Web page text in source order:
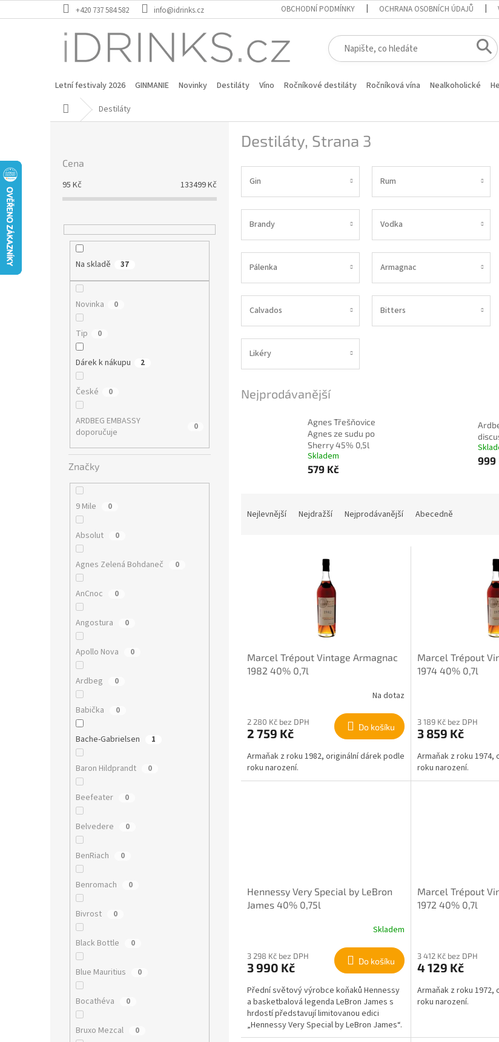
na
+420 737 584 582 info@idrinks.cz OBCHODNÍ PODMÍNKY OCHRANA OSOBNÍCH ÚDAJŮ
Letní festivaly 2026 GINMANIE Novinky Destiláty Víno Ročníkové destiláty Ročníková vína Nealkoholické
Domů Destiláty
Cena
95 Kč 133499Kč
Na skladě 37
Novinka 0
Tip 0
Dárek k nákupu 2
České 0
ARDBEG EMBASSY
doporučuje
0
Značky
9 Mile 0
Absolut 0
Agnes Zelená Bohdaneč 0
AnCnoc 0
Angostura 0
Apollo Nova 0
Ardbeg 0
Babička 0
Bache-Gabrielsen 1
Baron Hildprandt 0
Beefeater 0
Belvedere 0
BenRiach 0
Benromach 0
Bivrost 0
Black Bottle 0
Blue Mauritius 0
Bocathéva 0
Bruxo Mezcal 0
Destiláty, Strana 3
Gin Rum
Brandy Vodka
Pálenka Armagnac
Calvados Bitters
Likéry
Nejprodávanější
Agnes Třešňovice
Agnes ze sudu po
Sherry 45% 0,5l
Skladem
579 Kč
999
Nejlevnější Nejdražší Nejprodávanější Abecedně
Marcel Trépout Vintage Armagnac
1982 40% 0,7l
Na dotaz
2 280 Kč bez DPH
2 759 Kč Do košíku
Armaňak z roku 1982, originální dárek podle
roku narození.
Marcel Trépout
1974 40% 0,7l
3 189 Kč bez DPH
3 859 Kč
Armaňak z roku
roku narození.
Hennessy Very Special by LeBron
James 40% 0,75l
Skladem
3 298 Kč bez DPH
3 990 Kč Do košíku
Přední světový výrobce koňaků Hennessy
a basketbalová legenda LeBron James s
hrdostí představují limitovanou edici
„Hennessy Very Special by LeBron James“.
Marcel Trépout
1972 40% 0,7l
3 412 Kč bez DPH
4 129 Kč
Armaňak z roku
roku narození.